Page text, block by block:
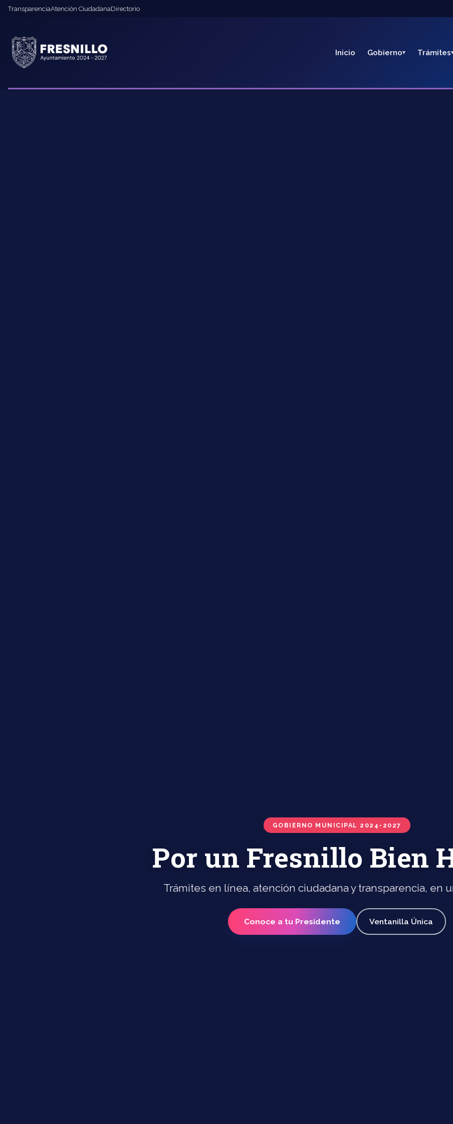
TransparenciaAtención CiudadanaDirectorio
Inicio Gobierno Trámites
GOBIERNO MUNICIPAL 2024-2027
Por un Fresnillo Bien
Trámites en línea, atención ciudadana y transparencia, en
Conoce a tu Presidente Ventanilla Única